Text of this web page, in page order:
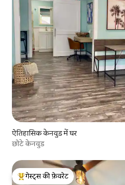
ऐतिहासिक केनवुड में घर
छोटे केनवुड
गेस्ट्स का टॉप फ़ेवरेट
गेस्ट्स की फ़ेवरेट